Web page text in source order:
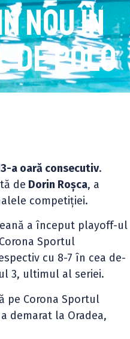
nou în
de polo
a oară consecutiv.
de Dorin Roșca, a
competiției.
a început playoff-ul
Sportul
cu 8-7 în cea de-
3, ultimul al seriei.
pe Corona Sportul
demarat la Oradea,